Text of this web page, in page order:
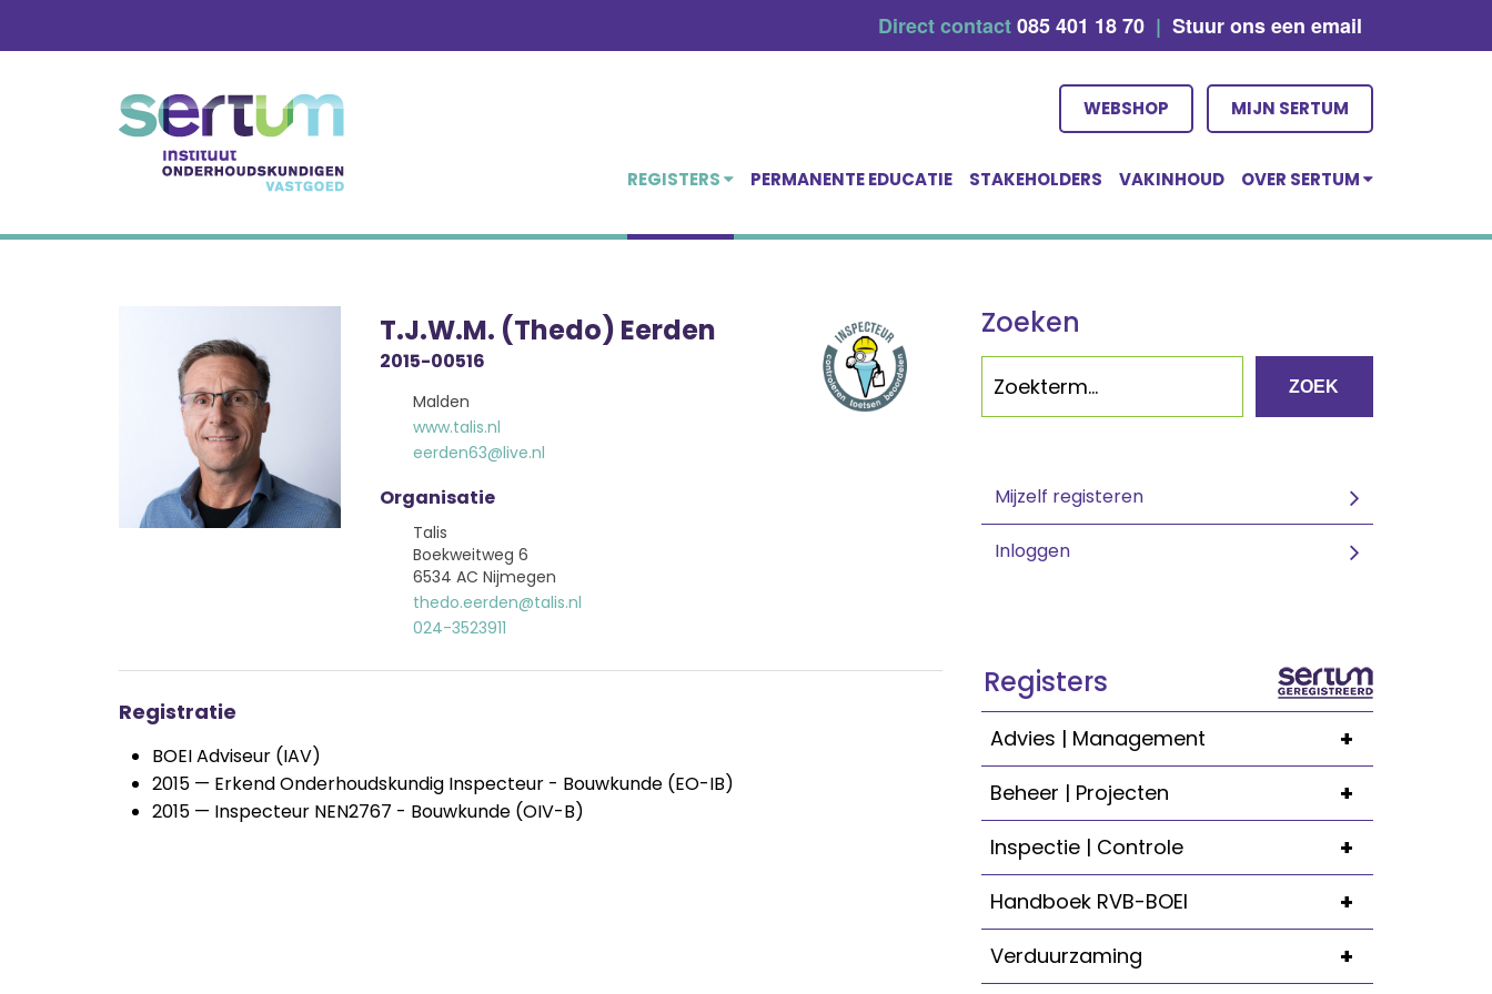
content
Direct contact085 401 18 70 | Stuur ons een email
WEBSHOP MIJN SERTUM
REGISTERS PERMANENTE EDUCATIE STAKEHOLDERS VAKINHOUD OVER SERTUM
T.J.W.M. (Thedo) Eerden
2015-00516
Malden
www.talis.nl
eerden63@live.nl
Organisatie
Talis
Boekweitweg 6
6534 AC Nijmegen
thedo.eerden@talis.nl
024-3523911
Registratie
BOEI Adviseur (IAV)
2015 — Erkend Onderhoudskundig Inspecteur - Bouwkunde (EO-IB)
2015 — Inspecteur NEN2767 - Bouwkunde (OIV-B)
Zoeken
ZOEK
Mijzelf registeren
Inloggen
Registers
+
Advies | Management
+
Beheer | Projecten
+
Inspectie | Controle
+
Handboek RVB-BOEI
+
Verduurzaming